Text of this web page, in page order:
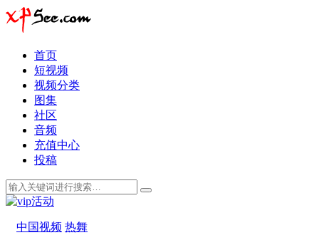
首页
短视频
视频分类
图集
社区
音频
充值中心
投稿
中国视频 热舞